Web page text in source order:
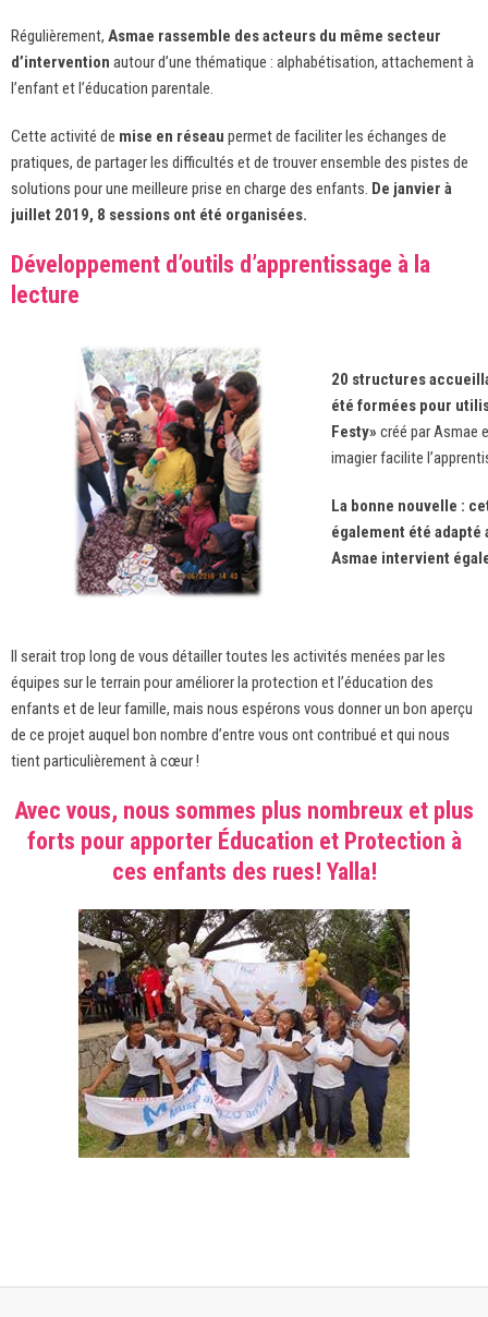
Régulièrement, Asmae rassemble des acteurs du même secteur
d’intervention autour d’une thématique : alphabétisation, attachement à
l’enfant et l’éducation parentale.
Cette activité de mise en réseau permet de faciliter les échanges de
pratiques, de partager les difficultés et de trouver ensemble des pistes de
solutions pour une meilleure prise en charge des enfants. De janvier à
juillet 2019, 8 sessions ont été organisées.
Développement d’outils d’apprentissage à la
lecture
20 structures
été formées pour
Festy» créé par Asmae
imagier facilite
La bonne nouvelle :
également été adapté
Asmae intervient
Il serait trop long de vous détailler toutes les activités menées par les
équipes sur le terrain pour améliorer la protection et l’éducation des
enfants et de leur famille, mais nous espérons vous donner un bon aperçu
de ce projet auquel bon nombre d’entre vous ont contribué et qui nous
tient particulièrement à cœur !
Avec vous, nous sommes plus nombreux et plus
forts pour apporter Éducation et Protection à
ces enfants des rues! Yalla!